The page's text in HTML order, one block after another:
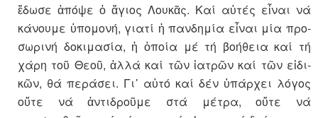
ἔδωσε ἀπόψε ὁ ἅγιος Λουκᾶς. Καί αὐτές εἶναι νά
κάνουμε ὑπο­μο­νή, γιατί ἡ πανδημία εἶναι μία προ­
σω­ρινή δοκιμασία, ἡ ὁποία μέ τή βο­ή­θεια καί τή
χάρη τοῦ Θεοῦ, ἀλ­λά καί τῶν ἰατρῶν καί τῶν εἰδι­
κῶν, θά περάσει. Γι᾽ αὐτό καί δέν ὑπάρχει λόγος
οὔτε νά ἀντι­δροῦμε στά μέ­τρα, οὔτε νά